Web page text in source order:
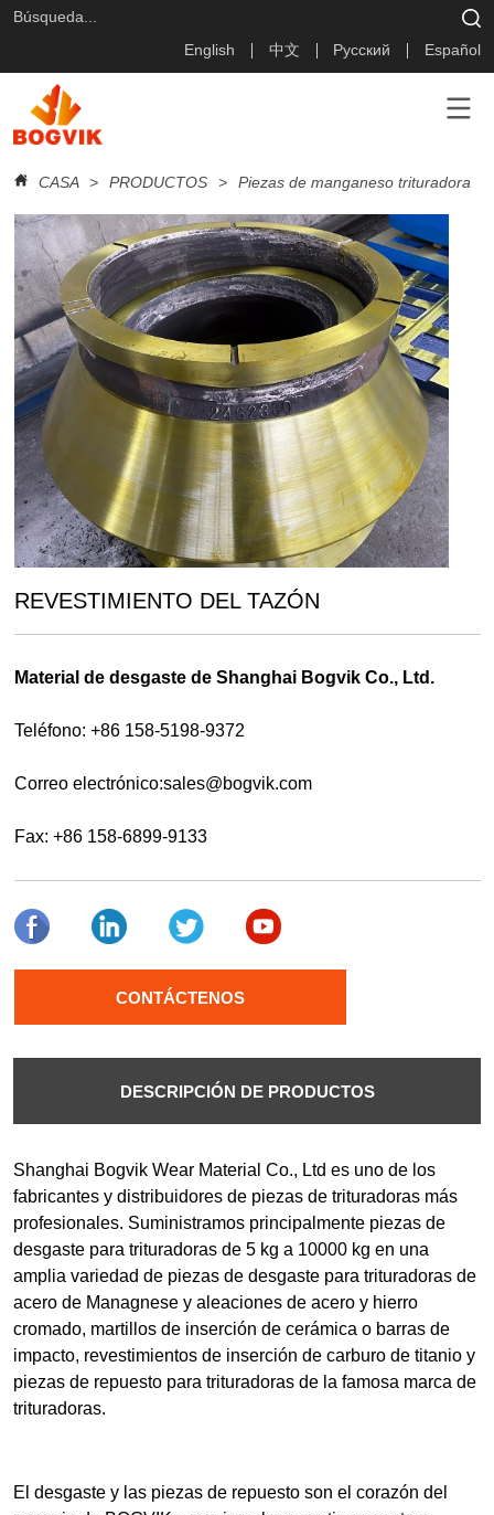
English 中文 Русский Español
CASA > PRODUCTOS > Piezas de manganeso trituradora
REVESTIMIENTO DEL TAZÓN
Material de desgaste de Shanghai Bogvik Co., Ltd.
Teléfono: +86 158-5198-9372
Correo electrónico:sales@bogvik.com
Fax: +86 158-6899-9133
CONTÁCTENOS
DESCRIPCIÓN DE PRODUCTOS